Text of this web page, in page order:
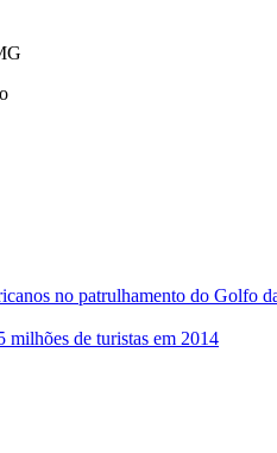
no patrulhamento do Golfo
milhões de turistas em 2014